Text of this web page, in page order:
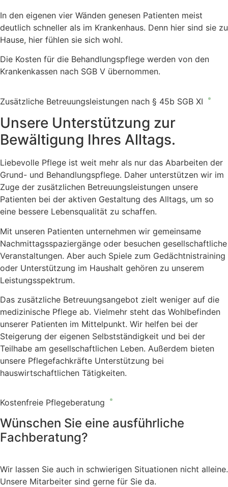
In den eigenen vier Wänden genesen Patienten meist
deutlich schneller als im Krankenhaus. Denn hier sind sie zu
Hause, hier fühlen sie sich wohl.
Die Kosten für die Behandlungspflege werden von den
Krankenkassen nach SGB V übernommen.
Zusätzliche Betreuungsleistungen nach § 45b SGB XI
Unsere Unterstützung zur
Bewältigung Ihres Alltags.
Liebevolle Pflege ist weit mehr als nur das Abarbeiten der
Grund- und Behandlungspflege. Daher unterstützen wir im
Zuge der zusätzlichen Betreuungsleistungen unsere
Patienten bei der aktiven Gestaltung des Alltags, um so
eine bessere Lebensqualität zu schaffen.
Mit unseren Patienten unternehmen wir gemeinsame
Nachmittagsspaziergänge oder besuchen gesellschaftliche
Veranstaltungen. Aber auch Spiele zum Gedächtnistraining
oder Unterstützung im Haushalt gehören zu unserem
Leistungsspektrum.
Das zusätzliche Betreuungsangebot zielt weniger auf die
medizinische Pflege ab. Vielmehr steht das Wohlbefinden
unserer Patienten im Mittelpunkt. Wir helfen bei der
Steigerung der eigenen Selbstständigkeit und bei der
Teilhabe am gesellschaftlichen Leben. Außerdem bieten
unsere Pflegefachkräfte Unterstützung bei
hauswirtschaftlichen Tätigkeiten.
Kostenfreie Pflegeberatung
Wünschen Sie eine ausführliche
Fachberatung?
Wir lassen Sie auch in schwierigen Situationen nicht alleine.
Unsere Mitarbeiter sind gerne für Sie da.